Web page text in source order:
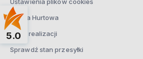
Ustawienia plików cookies
Oferta Hurtowa
Czas realizacji
Sprawdź stan przesyłki
5.0